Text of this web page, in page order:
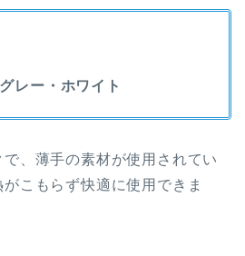
レー・ホワイト
、薄手の素材が使用されてい
こもらず快適に使用できま